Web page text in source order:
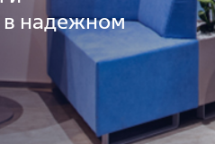
в надежном